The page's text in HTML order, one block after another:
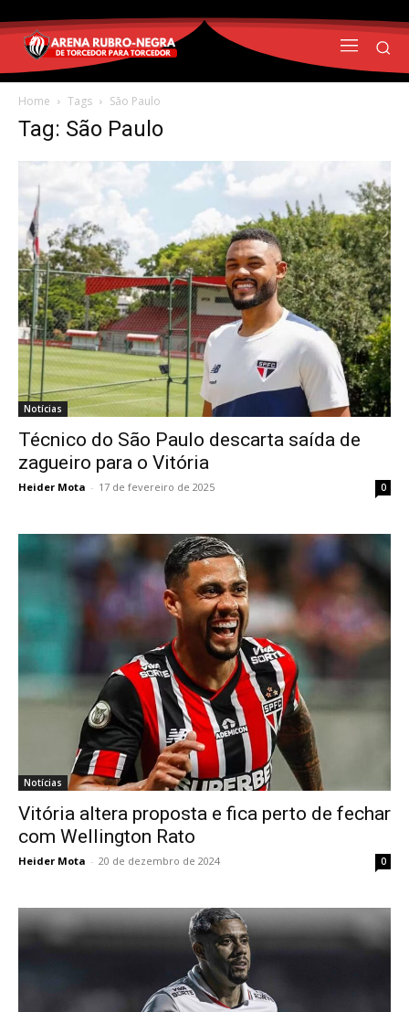
Home Tags São Paulo
Tag: São Paulo
Notícias
Técnico do São Paulo descarta saída de
zagueiro para o Vitória
Heider Mota - 17 de fevereiro de 2025 0
Notícias
Vitória altera proposta e fica perto de fechar
com Wellington Rato
Heider Mota - 20 de dezembro de 2024 0